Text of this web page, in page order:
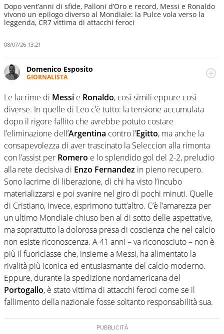
Dopo vent’anni di sfide, Palloni d’Oro e record, Messi e Ronaldo
vivono un epilogo diverso al Mondiale: la Pulce vola verso la
leggenda, CR7 vittima di attacchi feroci
08/07/26 13:21
Domenico Esposito
GIORNALISTA
Da vent’anni in campo e sul campo per vivere ogni evento
in tutte le sue sfaccettature. Passione smisurata per il
calcio e per la sfera di cuoio. Il pallone è una cosa
serissima, guai a dirgli di no
Le lacrime di Messi e Ronaldo, così simili eppure così
diverse. In quelle di Leo c’è tutto: la tensione accumulata
dopo il rigore fallito che avrebbe potuto costare
l’eliminazione dell’Argentina contro l’Egitto, ma anche la
consapevolezza di aver trascinato la Seleccion alla rimonta
con l’assist per Romero e lo splendido gol del 2-2, preludio
alla rete decisiva di Enzo Fernandez in pieno recupero.
Sono lacrime di liberazione, di chi ha visto l’incubo
materializzarsi e poi svanire nel giro di pochi minuti. Quelle
di Cristiano, invece, esprimono tutt’altro. C’è l’amarezza per
un ultimo Mondiale chiuso ben al di sotto delle aspettative,
ma soprattutto la dolorosa presa di coscienza che nel calcio
non esiste riconoscenza. A 41 anni – va riconosciuto – non è
più il fuoriclasse che, insieme a Messi, ha alimentato la
rivalità più iconica ed entusiasmante del calcio moderno.
Eppure, durante la spedizione nordamericana del
Portogallo, è stato vittima di attacchi feroci come se il
fallimento della nazionale fosse soltanto responsabilità sua.